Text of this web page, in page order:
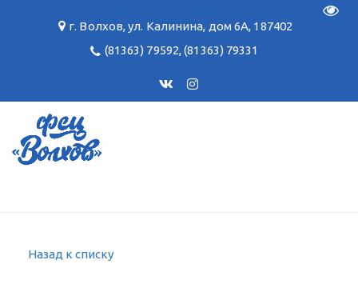
г. Волхов,ул. Калинина, дом 6А, 187402
(81363) 79592,(81363) 79331
Назад к списку